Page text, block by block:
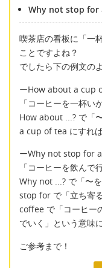
Why not stop for
喫茶店の看板に「一
ことですよね？
でしたら下の例文の
ーHow about a cup
「コーヒーを一杯い
How about ...? で「
a cup of tea にすれ
ーWhy not stop for
「コーヒーを飲んで
Why not ...? で「〜
stop for で「立ち寄
coffee で「コーヒー
でいく」という意味
ご参考まで！